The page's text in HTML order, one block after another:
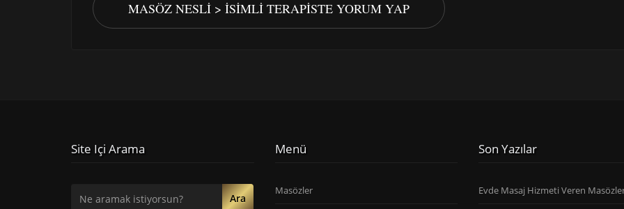
MASÖZ NESLI > İSIMLI TERAPISTE YORUM YAP
Site Içi Arama
Ara
Menü
Masözler
Son Yazılar
Evde Masaj Hizmeti Veren